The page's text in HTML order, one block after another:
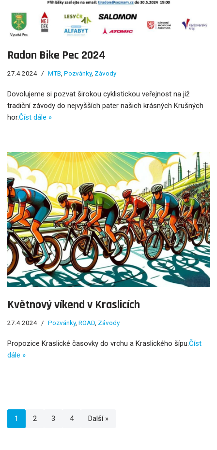
Radon Bike Pec 2024
27.4.2024 MTB, Pozvánky, Závody
Dovolujeme si pozvat širokou cyklistickou veřejnost na již
tradiční závody do nejvyšších pater našich krásných Krušných
hor.Číst dále »
Květnový víkend v Kraslicích
27.4.2024 Pozvánky, ROAD Závody
Propozice Kraslické časovky do vrchu a Kraslického šípu.Číst
dále »
1 2 3 4 Další »